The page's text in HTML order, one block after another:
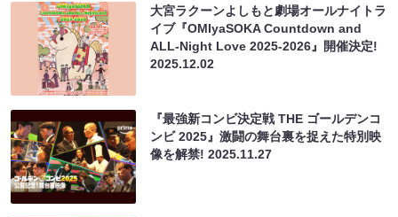
大宮ラクーンよしもと劇場オールナイトラ
イブ『OMIyaSOKA Countdown and
ALL-Night Love 2025-2026』開催決定!
2025.12.02
『最強新コンビ決定戦 THE ゴールデンコ
ンビ 2025』激闘の舞台裏を捉えた特別映
像を解禁!2025.11.27